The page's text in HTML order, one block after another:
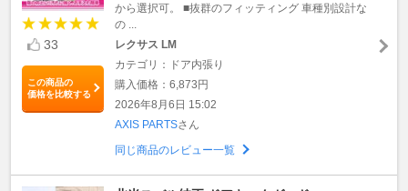
33
この商品の
価格を比較する
から選択可。 ■抜群のフィッティング 車種別設計な
の ...
レクサス LM
カテゴリ：ドア内張り
購入価格：6,873円
2026年8月6日 15:02
AXIS PARTSさん
同じ商品のレビュー一覧